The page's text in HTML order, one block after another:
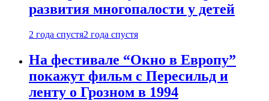
развития многопалости у детей
2 года спустя2 года спустя
На фестивале “Окно в Европу”
покажут фильм с Пересильд и
ленту о Грозном в 1994